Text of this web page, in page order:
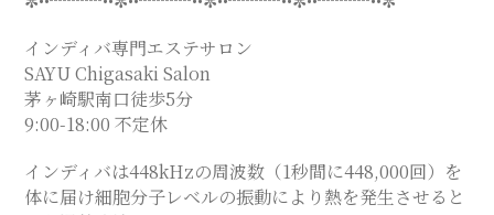
テ
サ
ロ
インディバ専門エステサロン
SAYU Chigasaki Salon
茅ヶ崎駅南口徒歩5分
9:00-18:00 不定休
インディバは448kHzの周波数（1秒間に448,000回）を
体に届け細胞分子レベルの振動により熱を発生させると